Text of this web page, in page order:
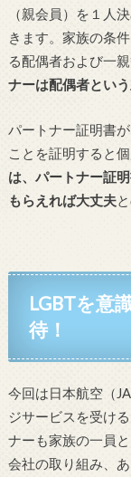
（親会員）を１人
きます。家族の条
る配偶者および一
ナーは配偶者とい
パートナー証明書
ことを証明すると
は、パートナー証
もらえれば大丈夫
LGBTを意
待！
今回は日本航空（
ジサービスを受け
ナーも家族の一員
会社の取り組み、